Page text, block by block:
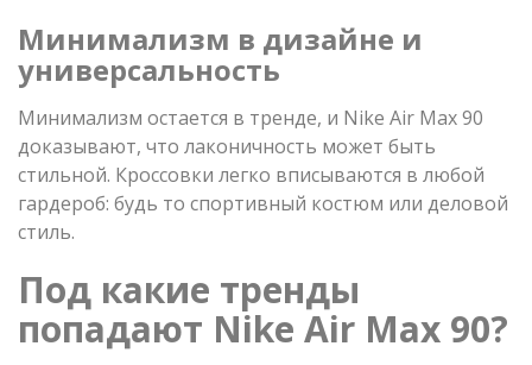
Минимализм в дизайне и
универсальность
Минимализм остается в тренде, и Nike Air Max 90
доказывают, что лаконичность может быть
стильной. Кроссовки легко вписываются в любой
гардероб: будь то спортивный костюм или деловой
стиль.
Под какие тренды
попадают Nike Air Max 90?